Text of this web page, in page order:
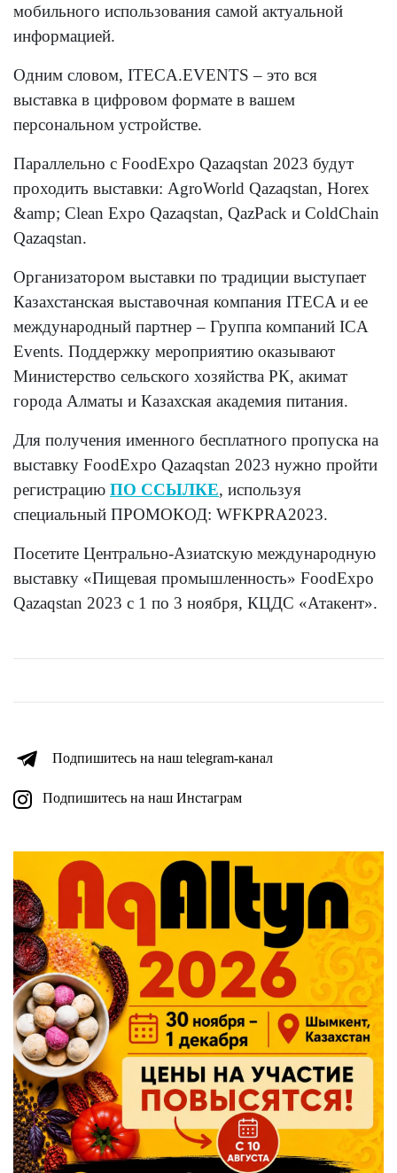
мобильного использования самой актуальной
информацией.
Одним словом, ITECA.EVENTS – это вся
выставка в цифровом формате в вашем
персональном устройстве.
Параллельно с FoodExpo Qazaqstan 2023 будут
проходить выставки: AgroWorld Qazaqstan, Horex
&amp; Clean Expo Qazaqstan, QazPack и ColdChain
Qazaqstan.
Организатором выставки по традиции выступает
Казахстанская выставочная компания ITECA и ее
международный партнер – Группа компаний ICA
Events. Поддержку мероприятию оказывают
Министерство сельского хозяйства РК, акимат
города Алматы и Казахская академия питания.
Для получения именного бесплатного пропуска на
выставку FoodExpo Qazaqstan 2023 нужно пройти
регистрацию ПО ССЫЛКЕ, используя
специальный ПРОМОКОД: WFKPRA2023.
Посетите Центрально-Азиатскую международную
выставку «Пищевая промышленность» FoodExpo
Qazaqstan 2023 с 1 по 3 ноября, КЦДС «Атакент».
Подпишитесь на наш telegram-канал
Подпишитесь на наш Инстаграм